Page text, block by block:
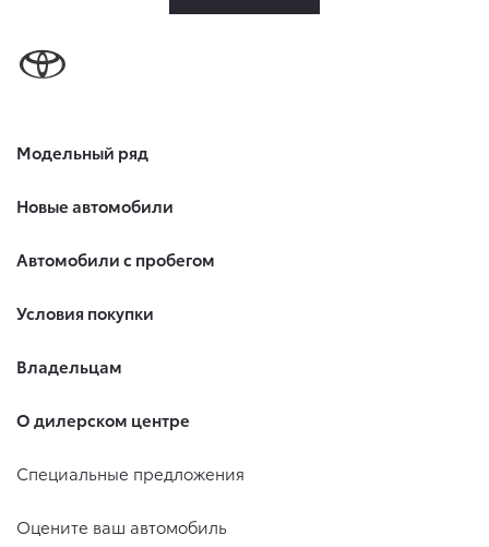
Модельный ряд
Новые автомобили
Автомобили с пробегом
Условия покупки
Владельцам
О дилерском центре
Специальные предложения
Оцените ваш автомобиль